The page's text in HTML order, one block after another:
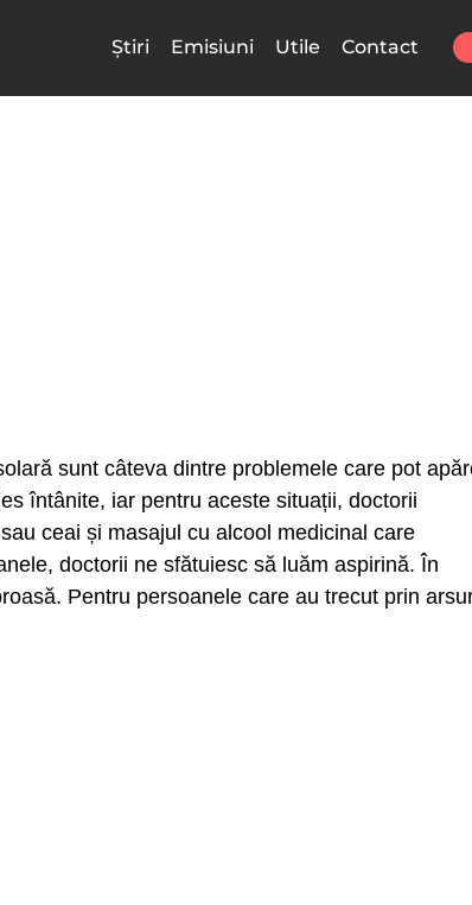
Știri Emisiuni Utile Contact
sunt câteva dintre problemele care pot
întânite, iar pentru aceste situații, doctorii
ceai și masajul cu alcool medicinal care
doctorii ne sfătuiesc să luăm aspirină. În
Pentru persoanele care au trecut prin